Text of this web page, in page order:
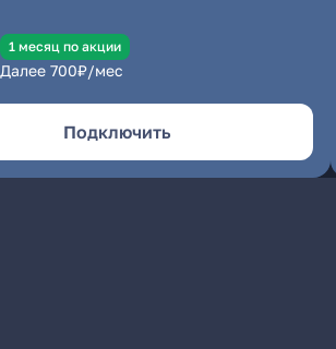
1 месяц по акции
Далее 700₽/мес
Подключить